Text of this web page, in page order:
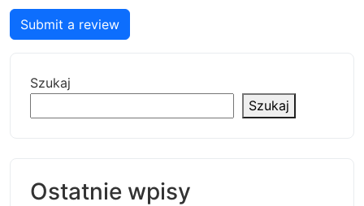
Submit a review
Szukaj
Szukaj
Ostatnie wpisy